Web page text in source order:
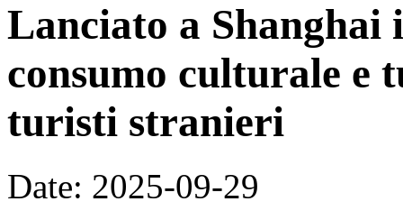
Lanciato a Shanghai
consumo culturale e
turisti stranieri
Date: 2025-09-29